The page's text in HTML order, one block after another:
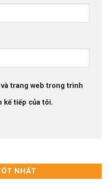
trang web trong trình
kế tiếp của tôi.
NHẤT